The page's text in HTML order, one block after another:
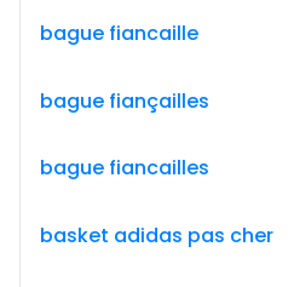
bague fiancaille
bague fiançailles
bague fiancailles
basket adidas pas cher